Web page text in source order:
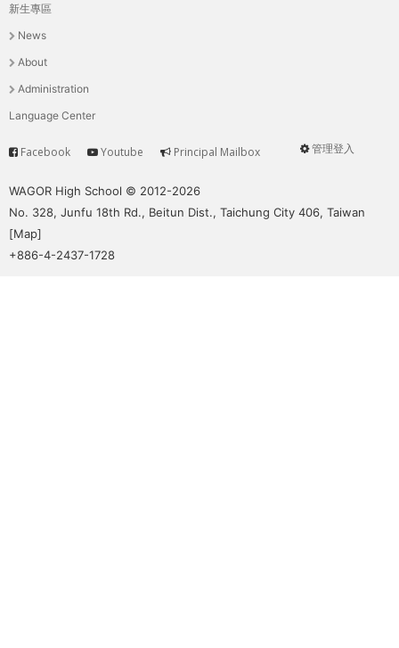
主
選
單
新生專區
News
About
Administration
Language Center
User
管理登入
Service
Facebook Youtube Principal Mailbox
WAGOR High School © 2012-2026
No. 328, Junfu 18th Rd., Beitun Dist., Taichung City 406, Taiwan
[Map]
+886-4-2437-1728